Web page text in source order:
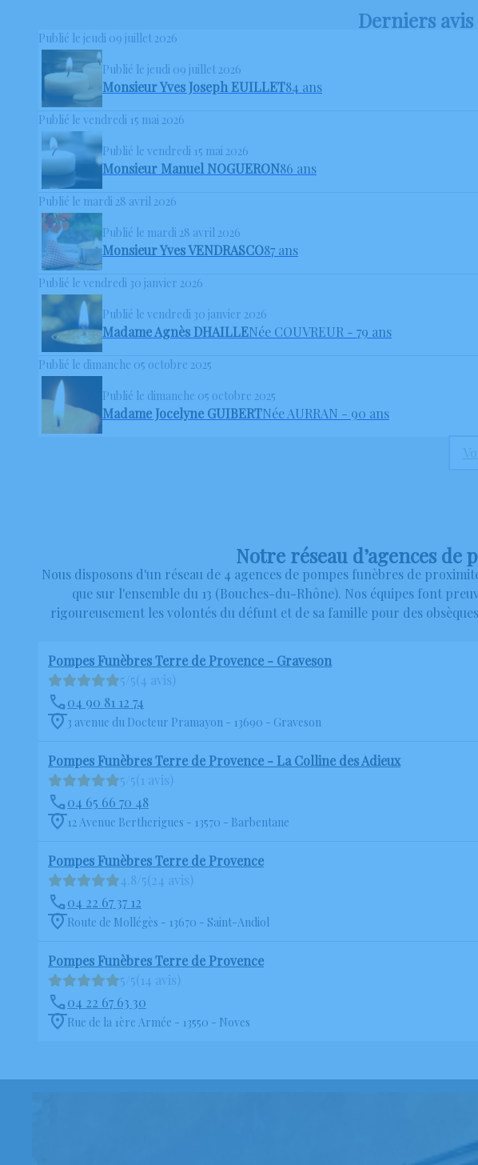
Derniers avis
Publié le jeudi 09 juillet 2026
Publié le jeudi 09 juillet 2026
Monsieur Yves Joseph EUILLET84 ans
Publié le vendredi 15 mai 2026
Publié le vendredi 15 mai 2026
Monsieur Manuel NOGUERON86 ans
Publié le mardi 28 avril 2026
Publié le mardi 28 avril 2026
Monsieur Yves VENDRASCO87 ans
Publié le vendredi 30 janvier 2026
Publié le vendredi 30 janvier 2026
Madame Agnès DHAILLENée COUVREUR - 79 ans
Publié le dimanche 05 octobre 2025
Publié le dimanche 05 octobre 2025
Madame Jocelyne GUIBERTNée AURRAN - 90 ans
Notre réseau d’agences de
Nous disposons d'un réseau de 4 agences de pompes funèbres de
que sur l'ensemble du 13 (Bouches-du-Rhône). Nos équipes font
rigoureusement les volontés du défunt et de sa famille pour des
Pompes Funèbres Terre de Provence - Graveson
5/5(4 avis)
04 90 81 12 74
3 avenue du Docteur Pramayon - 13690 - Graveson
Pompes Funèbres Terre de Provence - La Colline des Adieux
5/5(1 avis)
04 65 66 70 48
12 Avenue Bertherigues - 13570 - Barbentane
Pompes Funèbres Terre de Provence
4.8/5(24 avis)
04 22 67 37 12
Route de Mollégès - 13670 - Saint-Andiol
Pompes Funèbres Terre de Provence
5/5(14 avis)
04 22 67 63 30
Rue de la 1ère Armée - 13550 - Noves